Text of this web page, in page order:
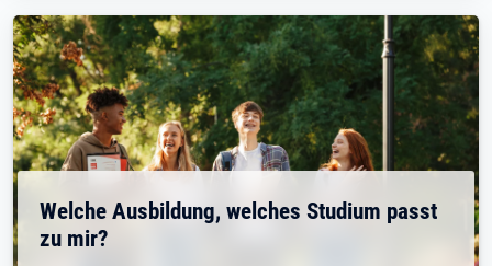
Welche Ausbildung, welches Studium passt
zu mir?